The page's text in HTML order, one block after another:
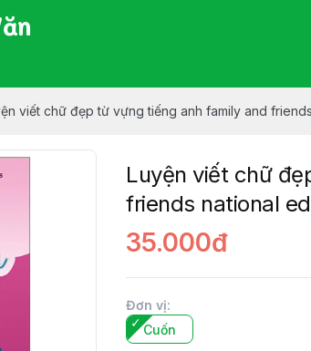
viết chữ đẹp từ vựng tiếng anh family and
Luyện viết chữ
friends national
35.000đ
Đơn vị:
Cuốn